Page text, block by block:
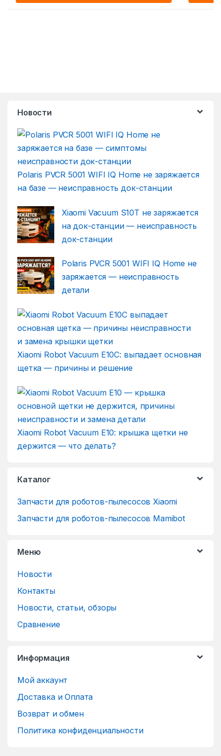
Новости
Polaris PVCR 5001 WIFI IQ Home не заряжается
на базе — неисправность док-станции
Xiaomi Vacuum S10T не заряжается
на док-станции — неисправность
док-станции
Polaris PVCR 5001 WIFI IQ Home не
заряжается — неисправность
детали
Xiaomi Robot Vacuum E10C: выпадает основная
щетка — причины и решение
Xiaomi Robot Vacuum E10: крышка щетки не
держится — что делать?
Каталог
Запчасти для роботов-пылесосов Xiaomi
Запчасти для роботов-пылесосов Mamibot
Меню
Новости
Контакты
Новости, статьи, обзоры
Сравнение
Информация
Мой аккаунт
Доставка и Оплата
Возврат и обмен
Политика конфиденциальности